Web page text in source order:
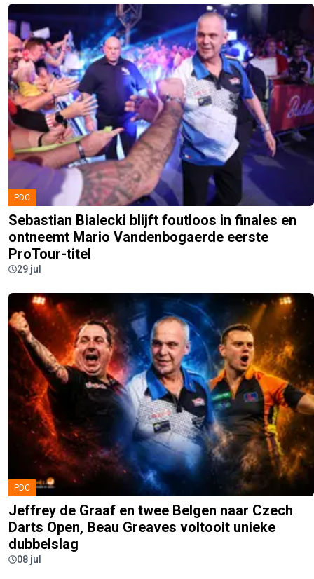
PDC
Sebastian Bialecki blijft foutloos in finales en
ontneemt Mario Vandenbogaerde eerste
ProTour-titel
29 jul
PDC
Jeffrey de Graaf en twee Belgen naar Czech
Darts Open, Beau Greaves voltooit unieke
dubbelslag
08 jul